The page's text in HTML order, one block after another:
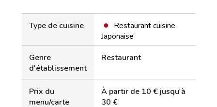
Type de cuisine
Restaurant cuisine
Japonaise
Genre
d'établissement
Restaurant
Prix du
menu/carte
À partir de 10 € jusqu'à
30 €